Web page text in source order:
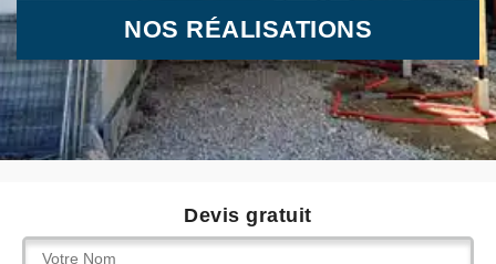
NOS RÉALISATIONS
Devis gratuit